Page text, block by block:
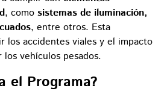
, como sistemas de iluminación,
, entre otros. Esta
los accidentes viales y el impacto
vehículos pesados.
el Programa?